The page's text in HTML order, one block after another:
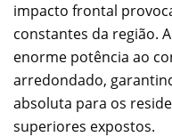
impacto frontal
constantes da região.
enorme potência ao
arredondado,
absoluta para os
superiores expostos.